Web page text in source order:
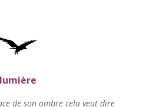
de son ombre cela veut dire